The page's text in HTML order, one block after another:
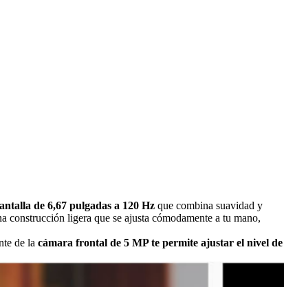
de 6,67 pulgadas a 120 Hz que combina suavidad y
construcción ligera que se ajusta cómodamente a tu mano,
de la cámara frontal de 5 MP te permite ajustar el nivel de